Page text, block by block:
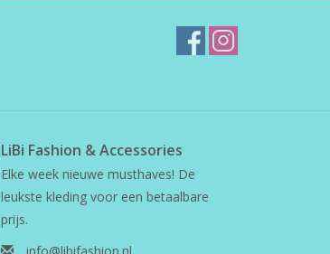
LiBi Fashion & Accessories
Elke week nieuwe musthaves! De
leukste kleding voor een betaalbare
prijs.